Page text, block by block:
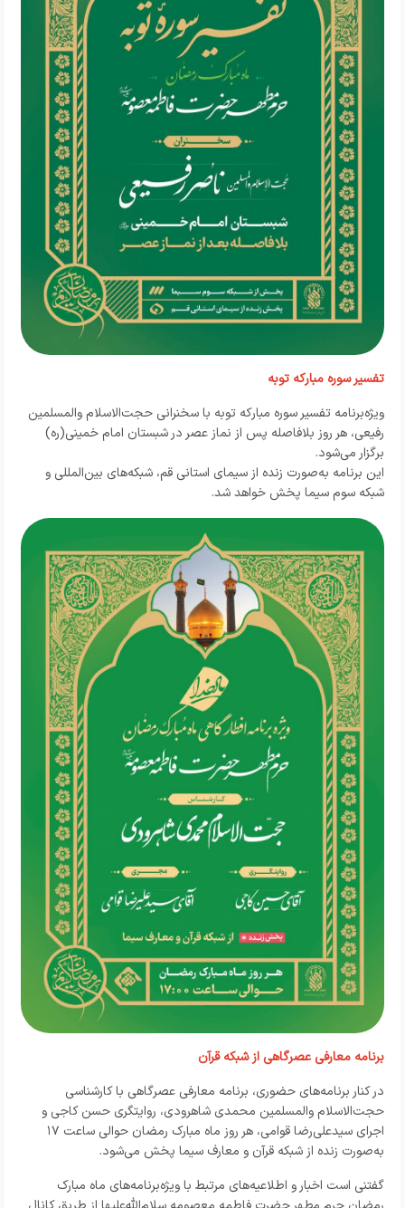
تفسیر سوره مبارکه توبه
ویژه‌برنامه تفسیر سوره مبارکه توبه با سخنرانی حجت‌الاسلام والمسلمین
رفیعی، هر روز بلافاصله پس از نماز عصر در شبستان امام خمینی(ره)
برگزار می‌شود.
این برنامه به‌صورت زنده از سیمای استانی قم، شبکه‌های بین‌المللی و
شبکه سوم سیما پخش خواهد شد.
برنامه معارفی عصرگاهی از شبکه قرآن
در کنار برنامه‌های حضوری، برنامه معارفی عصرگاهی با کارشناسی
حجت‌الاسلام والمسلمین محمدی شاهرودی، روایتگری حسن کاجی و
اجرای سیدعلی‌رضا قوامی، هر روز ماه مبارک رمضان حوالی ساعت ۱۷
به‌صورت زنده از شبکه قرآن و معارف سیما پخش می‌شود.
گفتنی است اخبار و اطلاعیه‌های مرتبط با ویژه‌برنامه‌های ماه مبارک